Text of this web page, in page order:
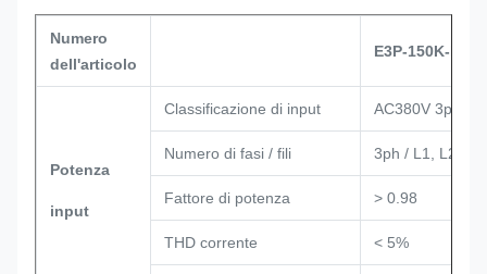
Numero
dell'articolo
E3P-150K-D2-
Potenza
input
Classificazione di input AC380V 3ph
Numero di fasi / fili 3ph / L1, L2,
Fattore di potenza > 0.98
THD corrente < 5%